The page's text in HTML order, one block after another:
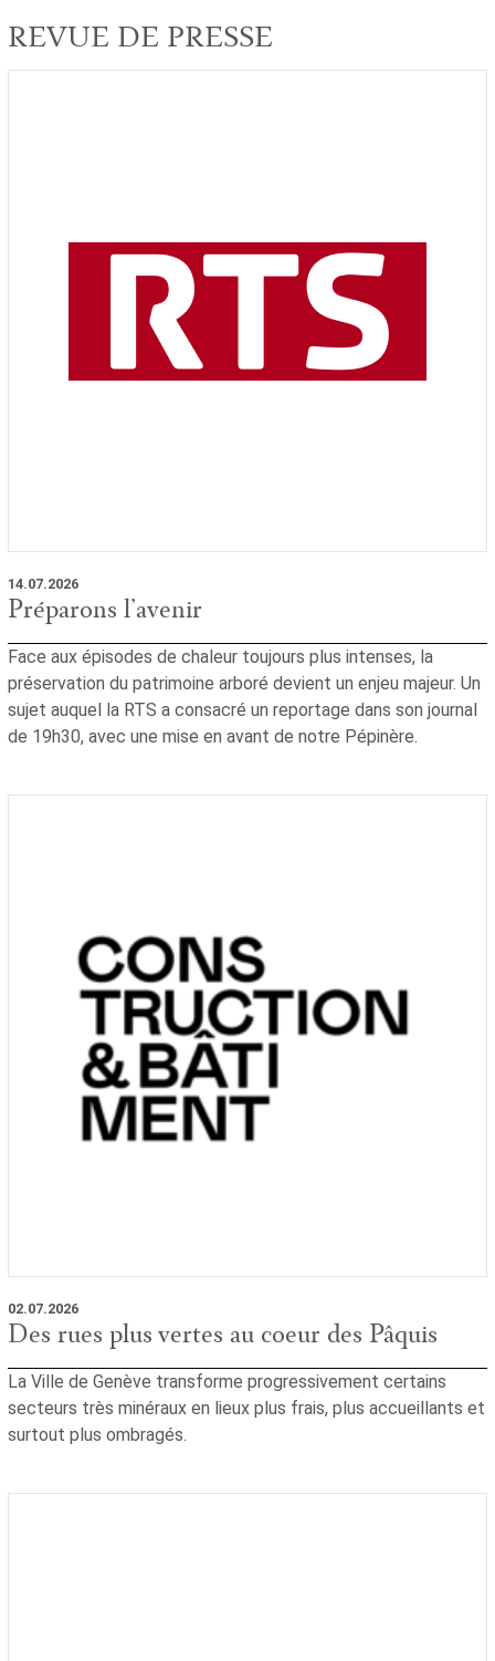
REVUE DE PRESSE
14.07.2026
Préparons l’avenir
Face aux épisodes de chaleur toujours plus intenses, la
préservation du patrimoine arboré devient un enjeu majeur. Un
sujet auquel la RTS a consacré un reportage dans son journal
de 19h30, avec une mise en avant de notre Pépinère.
02.07.2026
Des rues plus vertes au coeur des Pâquis
La Ville de Genève transforme progressivement certains
secteurs très minéraux en lieux plus frais, plus accueillants et
surtout plus ombragés.